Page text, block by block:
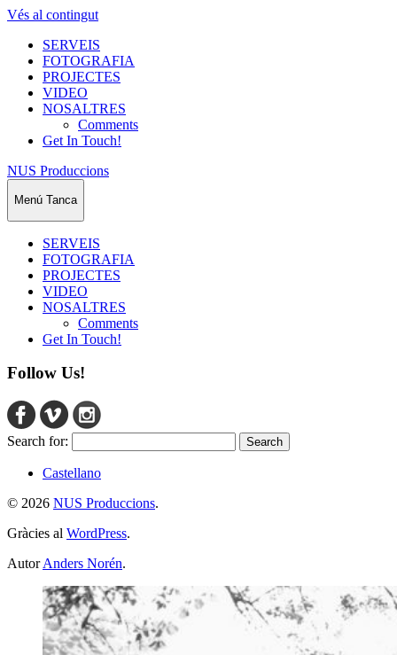
Vés al contingut
SERVEIS
FOTOGRAFIA
PROJECTES
VIDEO
NOSALTRES
Comments
Get In Touch!
NUS Produccions
Menú Tanca
SERVEIS
FOTOGRAFIA
PROJECTES
VIDEO
NOSALTRES
Comments
Get In Touch!
Follow Us!
Search for:
Castellano
© 2026 NUS Produccions.
Gràcies al WordPress.
AutorAnders Norén.